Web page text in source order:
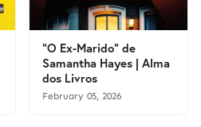
"O Ex-Marido" de
Samantha Hayes | Alma
dos Livros
February 05, 2026